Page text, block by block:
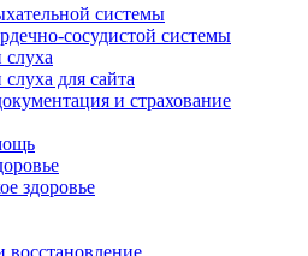
системы
сосудистой системы
слуха
слуха для сайта
и страхование
здоровье
восстановление